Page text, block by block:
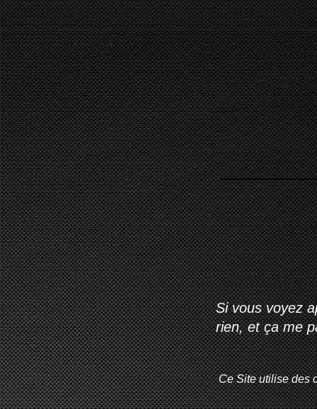
Si vous voyez
rien, et ça me
Ce Site utilise des